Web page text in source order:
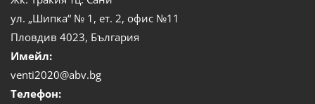
ул. „Шипка“ № 1, ет. 2, офис №11
Пловдив 4023, България
Имейл:
venti2020@abv.bg
Телефон: